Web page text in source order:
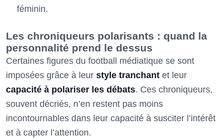
féminin.
Les chroniqueurs polarisants : quand la
personnalité prend le dessus
Certaines figures du football médiatique se sont
imposées grâce à leur style tranchant et leur
capacité à polariser les débats. Ces chroniqueurs,
souvent décriés, n’en restent pas moins
incontournables dans leur capacité à susciter l’intérêt
et à capter l’attention.